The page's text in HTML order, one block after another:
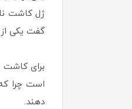
ژل کاشت
گفت یکی
برای کاشت
است چرا
دهند.